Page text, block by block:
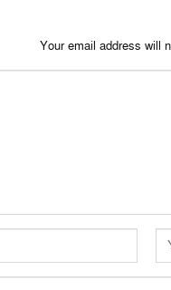
Your email address will